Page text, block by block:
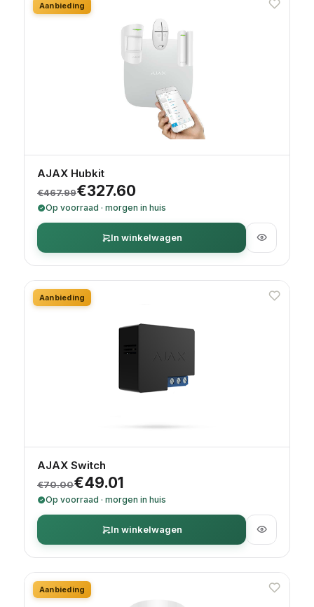
Aanbieding
AJAX Hubkit
€467.99
Oorspronkelijke prijs was: €467.99.
€327.60
Huidige prijs is: €327.60.
Op voorraad · morgen in huis
In winkelwagen
Aanbieding
AJAX Switch
€70.00
Oorspronkelijke prijs was: €70.00.
€49.01
Huidige prijs is: €49.01.
Op voorraad · morgen in huis
In winkelwagen
Aanbieding